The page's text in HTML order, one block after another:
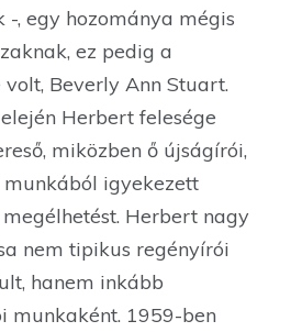
-, egy hozománya mégis
ez pedig a
Beverly Ann Stuart.
Herbert felesége
miközben ő újságírói,
igyekezett
Herbert nagy
nem tipikus regényírói
hanem inkább
munkaként. 1959-ben